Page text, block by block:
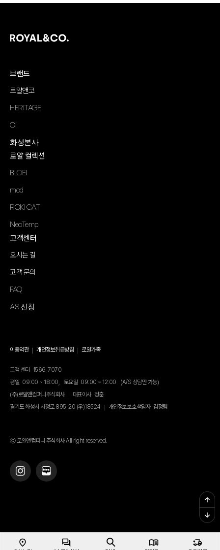
브랜드
로얄앤코
HERITAGE
CI
화성본사
로얄 컬렉션
BLOEI
mod
ROKI CAT
NeoTemp
고객센터
오시는 길
고객 문의
FAQ
AS 신청
이용약관 개인정보취급방침 로얄가족
고객 센터
1566-7070
평일 09:00 ~ 18:00, 토요일 09:00 ~ 12:00
(A/S 상담만 가능)
(주)로얄앤컴퍼니주식회사
대표이사 정훈
경기도 화성시 시청로 895-20 (우)18524
개인정보보호책임자 김정렴
ⓒ 로얄앤컴퍼니 주식회사 All right reserved.